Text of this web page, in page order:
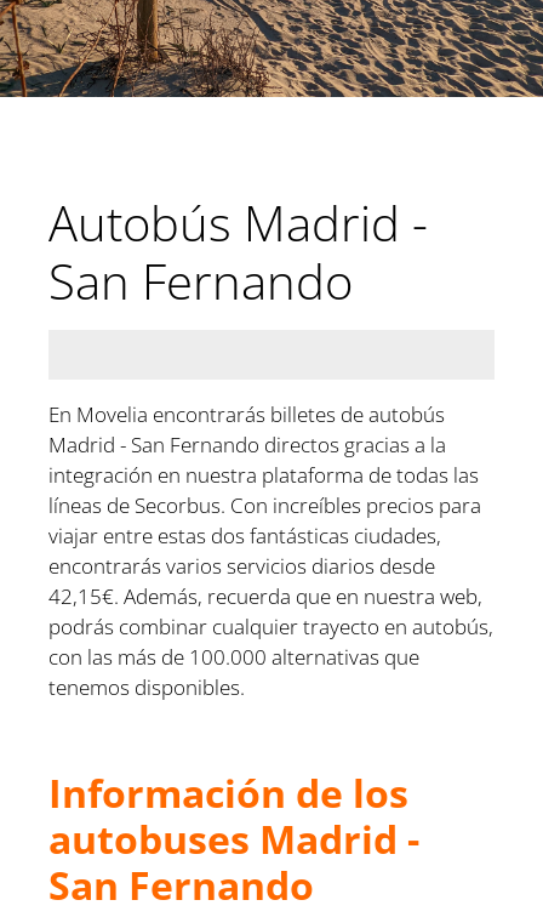
Autobús Madrid -
San Fernando
En Movelia encontrarás billetes de autobús
Madrid - San Fernando directos gracias a la
integración en nuestra plataforma de todas las
líneas de Secorbus. Con increíbles precios para
viajar entre estas dos fantásticas ciudades,
encontrarás varios servicios diarios desde
42,15€. Además, recuerda que en nuestra web,
podrás combinar cualquier trayecto en autobús,
con las más de 100.000 alternativas que
tenemos disponibles.
Información de los
autobuses Madrid -
San Fernando